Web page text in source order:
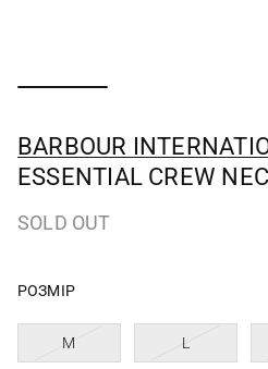
BARBOUR
ESSENTIAL CREW
SOLD OUT
РОЗМІР
M L